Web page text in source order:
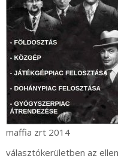
maffia zrt 2014
választókerületben az